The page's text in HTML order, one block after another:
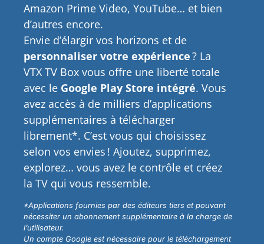
Amazon Prime Video, YouTube… et bien
d’autres encore.
Envie d’élargir vos horizons et de
personnaliser votre expérience? La
VTX TV Box vous offre une liberté totale
avec le Google Play Store intégré. Vous
avez accès à de milliers d’applications
supplémentaires à télécharger
librement*. C’est vous qui choisissez
selon vos envies ! Ajoutez, supprimez,
explorez… vous avez le contrôle et créez
la TV qui vous ressemble.
*Applications fournies par des éditeurs tiers et pouvant
nécessiter un abonnement supplémentaire à la charge de
l’utilisateur.
Un compte Google est nécessaire pour le téléchargement